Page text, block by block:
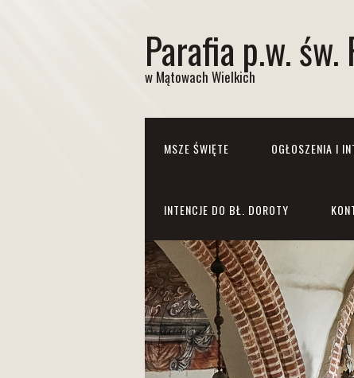
Parafia p.w.
w Mątowach Wielkich
MSZE ŚWIĘTE OGŁOSZENIA I
INTENCJE DO BŁ. DOROTY